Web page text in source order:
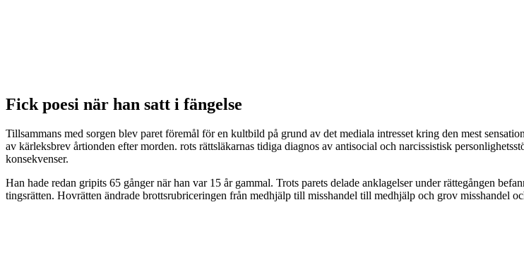
Fick poesi när han satt i fängelse
Tillsammans med sorgen blev paret föremål för en kultbild på grund av det mediala intresset kring den mest
av kärleksbrev årtionden efter morden. rots rättsläkarnas tidiga diagnos av antisocial och narcissistisk
konsekvenser.
Han hade redan gripits 65 gånger när han var 15 år gammal. Trots parets delade anklagelser under rättegången
tingsrätten. Hovrätten ändrade brottsrubriceringen från medhjälp till misshandel till medhjälp och grov misshandel